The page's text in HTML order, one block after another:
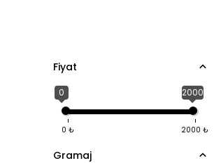
Fiyat
0 2000
0 ₺ 2000 ₺
Gramaj